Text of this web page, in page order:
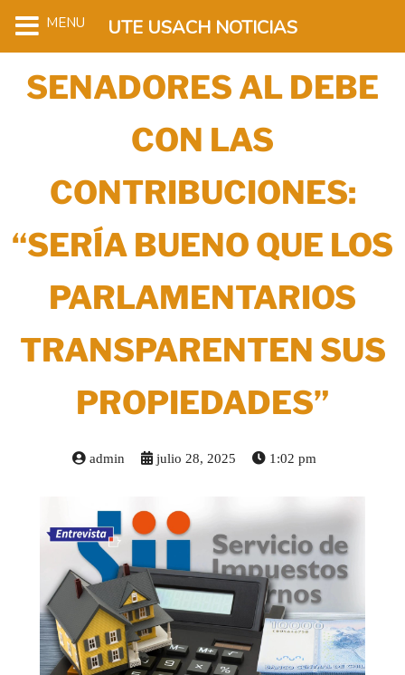
SENADORES AL DEBE
CON LAS
CONTRIBUCIONES:
“SERÍA BUENO QUE LOS
PARLAMENTARIOS
TRANSPARENTEN SUS
PROPIEDADES”
admin julio 28, 2025 1:02 pm
MENU UTE USACH NOTICIAS